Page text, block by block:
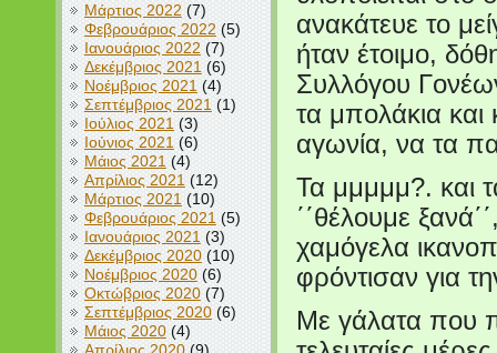
Μάρτιος 2022 (7)
Φεβρουάριος 2022 (5)
Ιανουάριος 2022 (7)
Δεκέμβριος 2021 (6)
Νοέμβριος 2021 (4)
Σεπτέμβριος 2021 (1)
Ιούλιος 2021 (3)
Ιούνιος 2021 (6)
Μάιος 2021 (4)
Απρίλιος 2021 (12)
Μάρτιος 2021 (10)
Φεβρουάριος 2021 (5)
Ιανουάριος 2021 (3)
Δεκέμβριος 2020(10)
Νοέμβριος 2020(6)
Οκτώβριος 2020(7)
Σεπτέμβριος 2020(6)
Μάιος 2020(4)
ανακάτευε το
ήταν έτοιμο,
Συλλόγου
τα μπολάκια
αγωνία, να τα
Τα μμμμμ?. και
΄΄θέλουμε
χαμόγελα
φρόντισαν για
Με γάλατα που